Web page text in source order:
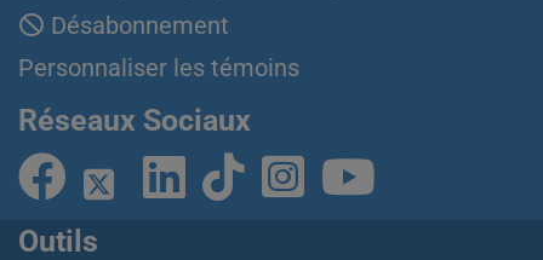
Désabonnement
Personnaliser les témoins
Réseaux Sociaux
Outils